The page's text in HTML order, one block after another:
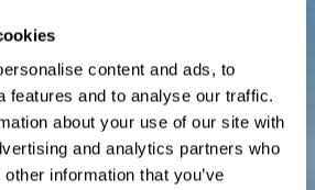
content and ads, to
features and to analyse our traffic.
about your use of our site with
and analytics partners who
information that you’ve